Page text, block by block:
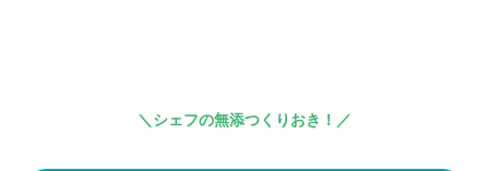
＼シェフの無添つくりおき ！ ／